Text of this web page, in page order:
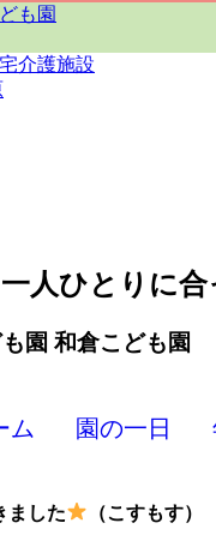
も園
介護施設
人ひとりに
園 和倉こども園
ム 園の一日
ました （こすもす）